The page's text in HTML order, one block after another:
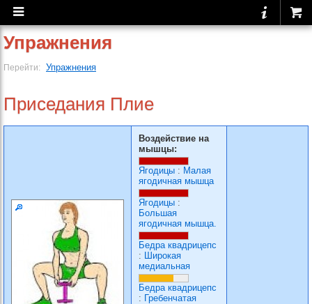
Упражнения
Перейти: Упражнения
Приседания Плие
Воздействие на
мышцы:
Ягодицы : Малая
ягодичная мышца
Ягодицы :
Большая
ягодичная мышца.
Бедра квадрицепс
: Широкая
медиальная
Бедра квадрицепс
: Гребенчатая